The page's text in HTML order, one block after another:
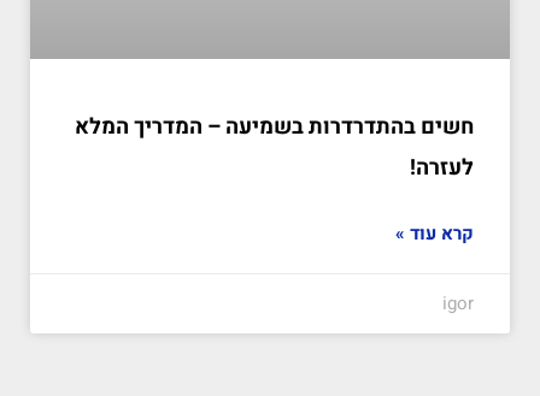
חשים בהתדרדרות בשמיעה – המדריך המלא
לעזרה!
קרא עוד »
igor